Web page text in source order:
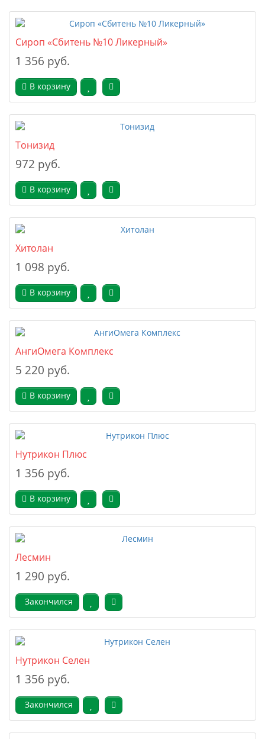
Сироп «Сбитень №10 Ликерный»
1 356 руб.
В корзину
Тонизид
972 руб.
В корзину
Хитолан
1 098 руб.
В корзину
АнгиОмега Комплекс
5 220 руб.
В корзину
Нутрикон Плюс
1 356 руб.
В корзину
Лесмин
1 290 руб.
Закончился
Нутрикон Селен
1 356 руб.
Закончился